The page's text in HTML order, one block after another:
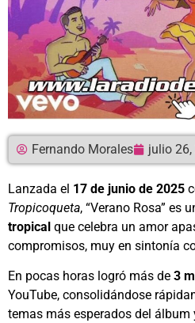
Fernando Morales julio
Lanzada el 17 de junio de 2025
Tropicoqueta, “Verano Rosa” es
tropical que celebra un amor
compromisos, muy en sintonía
En pocas horas logró más de 3
YouTube, consolidándose
temas más esperados del